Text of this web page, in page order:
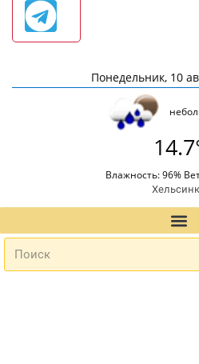
Понедельник, 10
Влажность: 96%